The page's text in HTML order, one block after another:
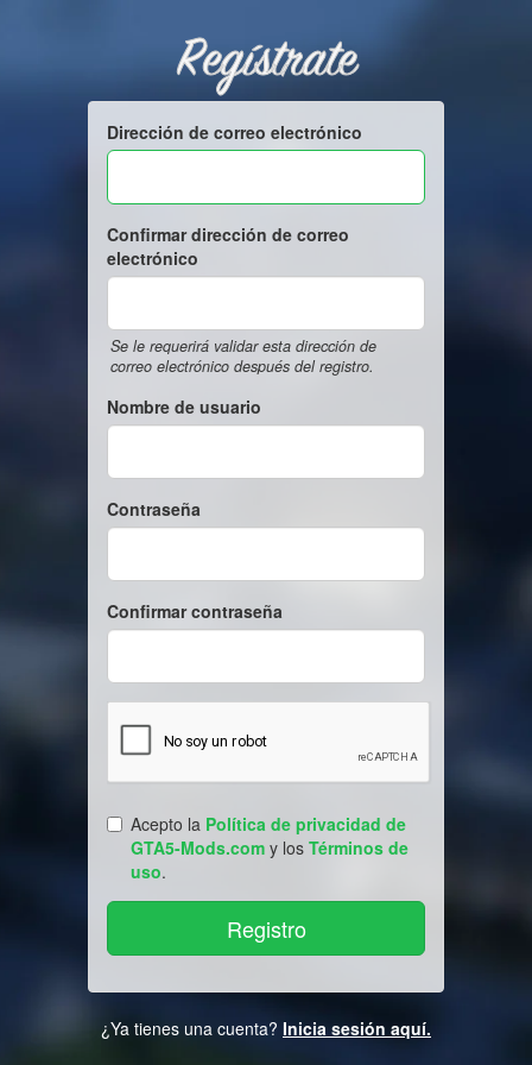
Regístrate
Dirección de correo electrónico
Confirmar dirección de correo
electrónico
Se le requerirá validar esta dirección de
correo electrónico después del registro.
Nombre de usuario
Contraseña
Confirmar contraseña
Acepto la Política de privacidad de
GTA5-Mods.com y los Términos de
uso.
¿Ya tienes una cuenta? Inicia sesión aquí.